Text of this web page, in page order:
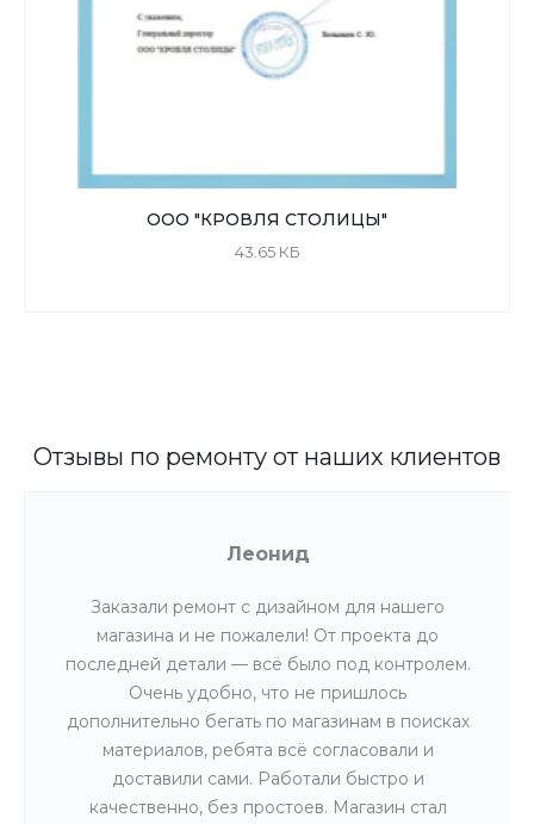
ООО "КРОВЛЯ СТОЛИЦЫ"
43.65 КБ
Отзывы по ремонту от наших клиентов
Леонид
Заказали ремонт с дизайном для нашего
магазина и не пожалели! От проекта до
последней детали — всё было под контролем.
Очень удобно, что не пришлось
дополнительно бегать по магазинам в поисках
материалов, ребята всё согласовали и
доставили сами. Работали быстро и
качественно, без простоев. Магазин стал